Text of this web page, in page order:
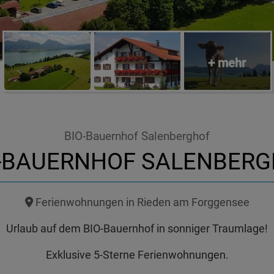
BIO-Bauernhof Salenberghof
Ferienwohnungen in Rieden am Forggensee
Urlaub auf dem BIO-Bauernhof in sonniger Traumlage!
Exklusive 5-Sterne Ferienwohnungen.